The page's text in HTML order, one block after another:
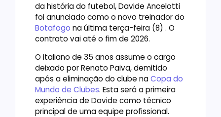
da história do futebol, Davide Ancelotti
foi anunciado como o novo treinador do
Botafogo na última terça-feira (8) . O
contrato vai até o fim de 2026.
O italiano de 35 anos assume o cargo
deixado por Renato Paiva, demitido
após a eliminação do clube naCopa do
Mundo de Clubes. Esta será a primeira
experiência de Davide como técnico
principal de uma equipe profissional.